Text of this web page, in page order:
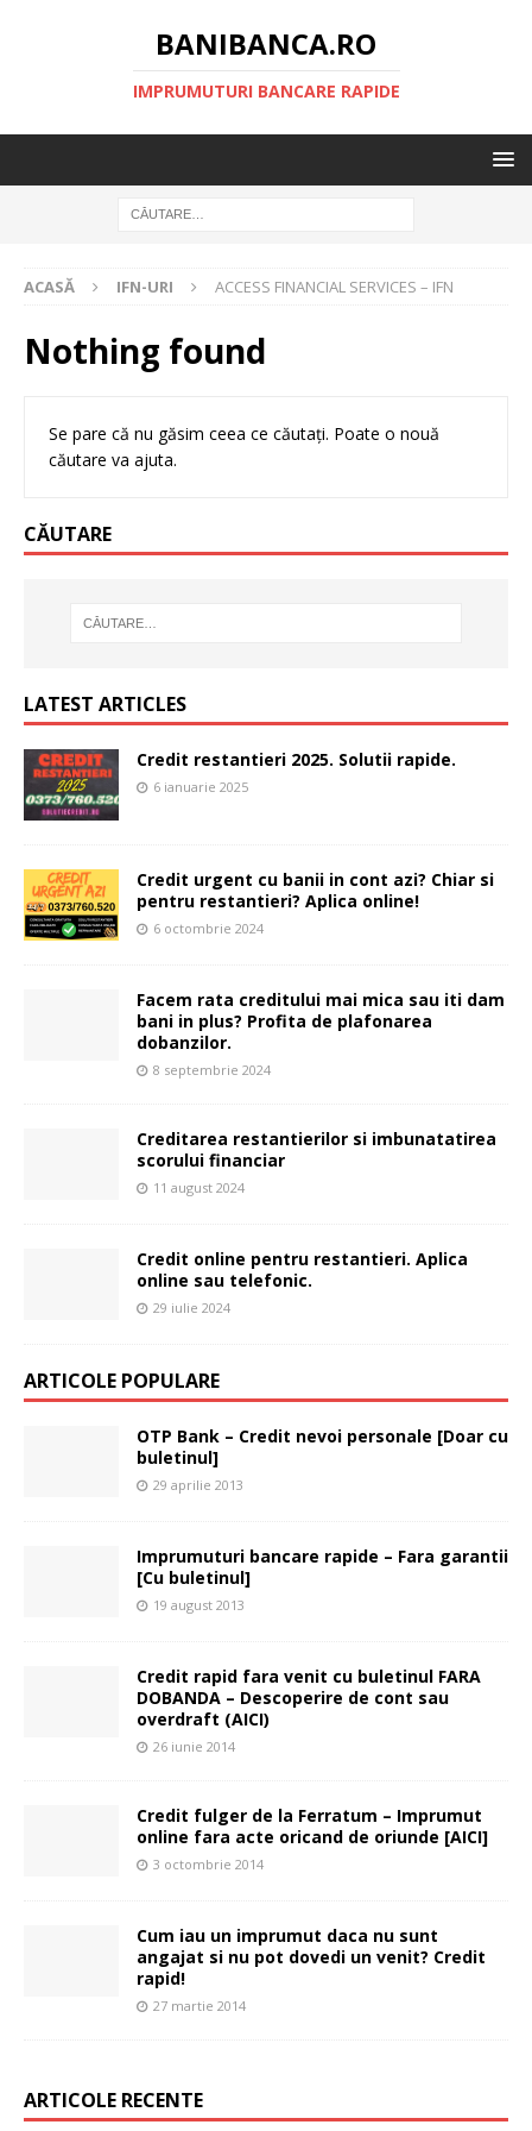
BANIBANCA.RO
IMPRUMUTURI BANCARE RAPIDE
ACASĂ IFN-URI ACCESS FINANCIAL SERVICES – IFN
Nothing found
Se pare că nu găsim ceea ce căutați. Poate o nouă
căutare va ajuta.
CĂUTARE
LATEST ARTICLES
Credit restantieri 2025. Solutii rapide.
6 ianuarie 2025
Credit urgent cu banii in cont azi? Chiar si
pentru restantieri? Aplica online!
6 octombrie 2024
Facem rata creditului mai mica sau iti dam
bani in plus? Profita de plafonarea
dobanzilor.
8 septembrie 2024
Creditarea restantierilor si imbunatatirea
scorului financiar
11 august 2024
Credit online pentru restantieri. Aplica
online sau telefonic.
29 iulie 2024
ARTICOLE POPULARE
OTP Bank – Credit nevoi personale [Doar cu
buletinul]
29 aprilie 2013
Imprumuturi bancare rapide – Fara garantii
[Cu buletinul]
19 august 2013
Credit rapid fara venit cu buletinul FARA
DOBANDA – Descoperire de cont sau
overdraft (AICI)
26 iunie 2014
Credit fulger de la Ferratum – Imprumut
online fara acte oricand de oriunde [AICI]
3 octombrie 2014
Cum iau un imprumut daca nu sunt
angajat si nu pot dovedi un venit? Credit
rapid!
27 martie 2014
ARTICOLE RECENTE